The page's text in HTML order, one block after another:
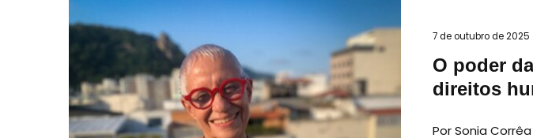
7 de outubro de 2025
O poder
direitos
Por Sonia